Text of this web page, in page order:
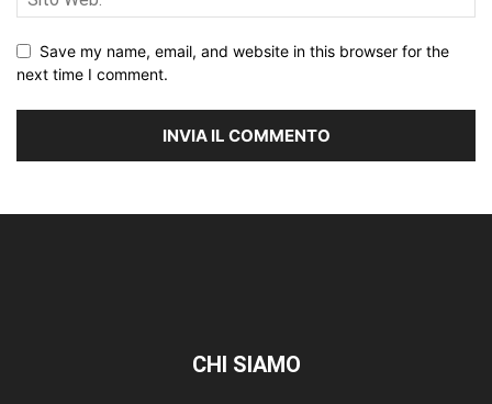
Save my name, email, and website in this browser for the
next time I comment.
CHI SIAMO